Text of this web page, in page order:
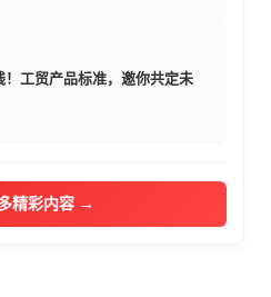
工贸产品标准，邀你共定未
精彩内容 →